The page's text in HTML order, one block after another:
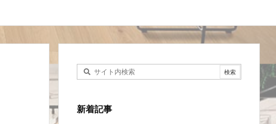
新着記事